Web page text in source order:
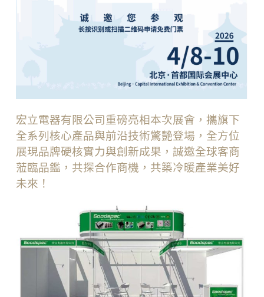
宏立電器有限公司重磅亮相本次展會，攜旗下
全系列核心產品與前沿技術驚艷登場，全方位
展現品牌硬核實力與創新成果，誠邀全球客商
蒞臨品鑑，共探合作商機，共築冷暖產業美好
未來！